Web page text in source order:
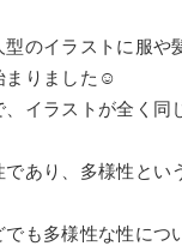
のイラストに服や
まりました☺
、イラストが全く同
あり、多様性とい
も多様性な性につ